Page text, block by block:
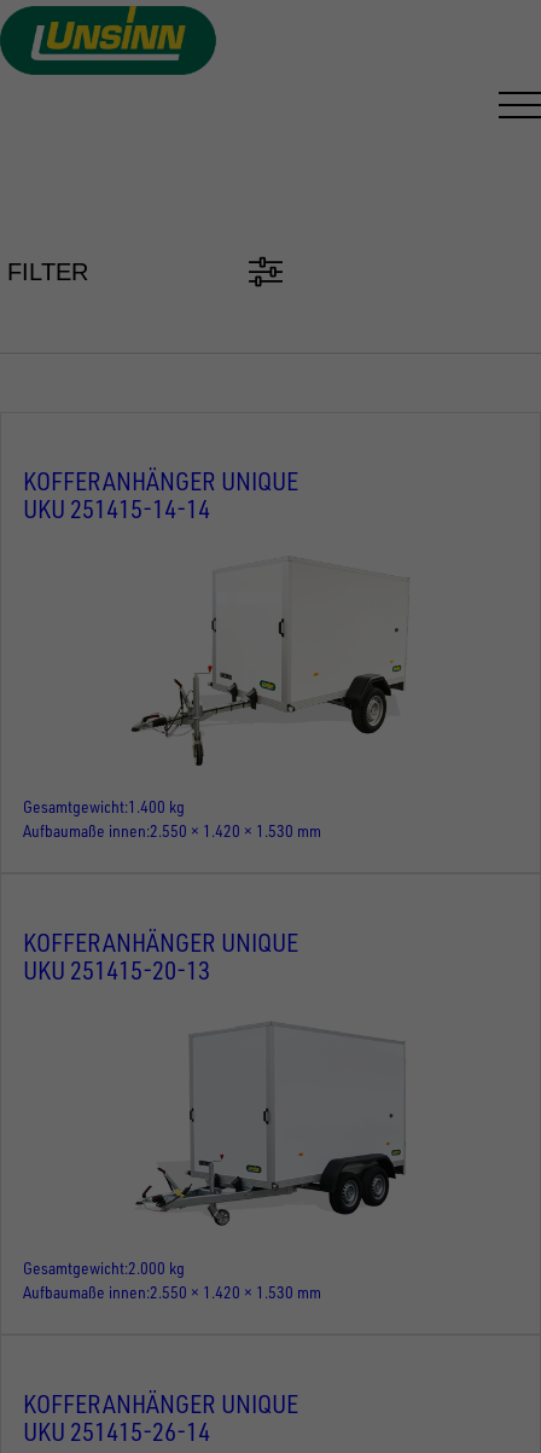
Direkt
zum
Inhalt
FILTER
KOFFERANHÄNGER UNIQUE
UKU 251415-14-14
Gesamtgewicht 1.400 kg
Aufbaumaße innen 2.550 × 1.420 × 1.530 mm
KOFFERANHÄNGER UNIQUE
UKU 251415-20-13
Gesamtgewicht 2.000 kg
Aufbaumaße innen 2.550 × 1.420 × 1.530 mm
KOFFERANHÄNGER UNIQUE
UKU 251415-26-14